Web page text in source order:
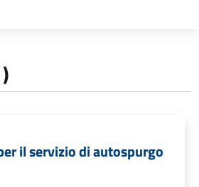
il servizio di autospurgo